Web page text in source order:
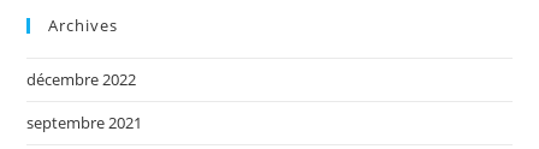
Archives
décembre 2022
septembre 2021